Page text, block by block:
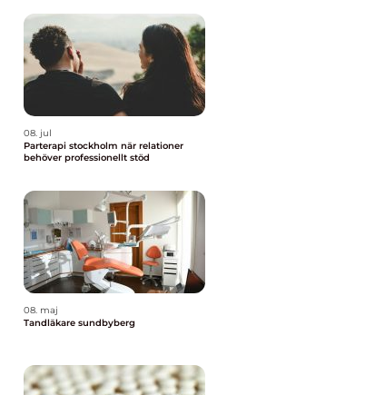
08. jul
Parterapi stockholm när relationer
behöver professionellt stöd
08. maj
Tandläkare sundbyberg